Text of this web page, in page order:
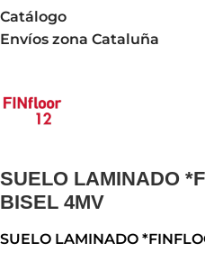
Catálogo
Envíos zona Cataluña
SUELO LAMINADO
BISEL 4MV
SUELO LAMINADO